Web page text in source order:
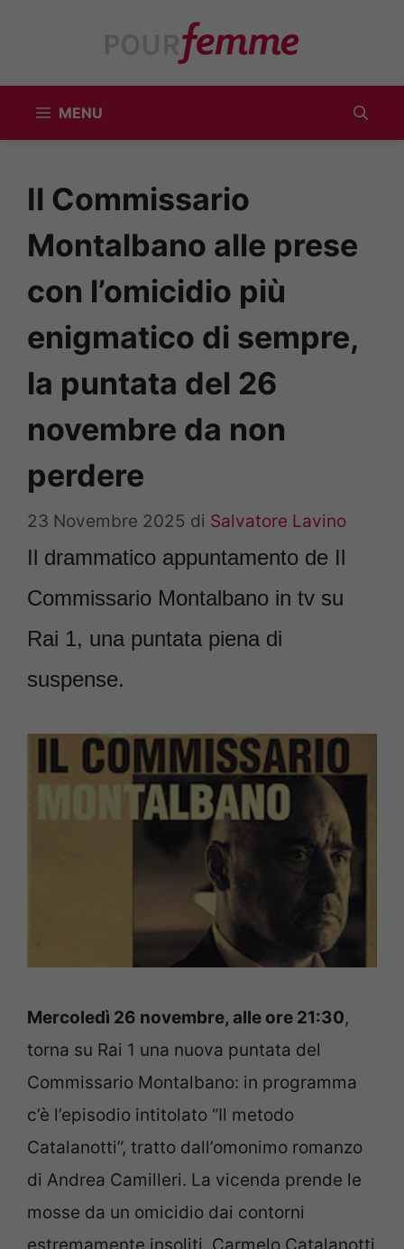
MENU
Il Commissario
Montalbano alle prese
con l’omicidio più
enigmatico di sempre,
la puntata del 26
novembre da non
perdere
23 Novembre 2025 di Salvatore Lavino
Il drammatico appuntamento de Il
Commissario Montalbano in tv su
Rai 1, una puntata piena di
suspense.
Mercoledì 26 novembre, alle ore 21:30,
torna su Rai 1 una nuova puntata del
Commissario Montalbano: in programma
c’è l’episodio intitolato “Il metodo
Catalanotti”, tratto dall’omonimo romanzo
di Andrea Camilleri. La vicenda prende le
mosse da un omicidio dai contorni